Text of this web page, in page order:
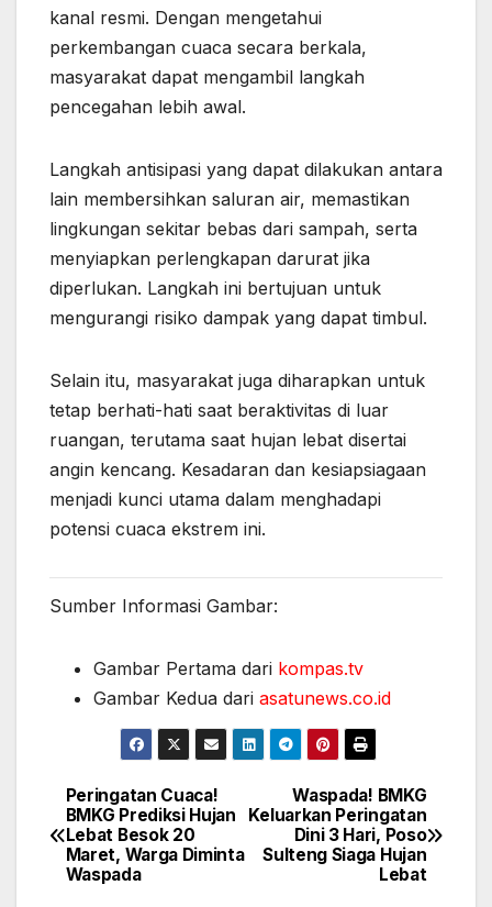
kanal resmi. Dengan mengetahui
perkembangan cuaca secara berkala,
masyarakat dapat mengambil langkah
pencegahan lebih awal.
Langkah antisipasi yang dapat dilakukan antara
lain membersihkan saluran air, memastikan
lingkungan sekitar bebas dari sampah, serta
menyiapkan perlengkapan darurat jika
diperlukan. Langkah ini bertujuan untuk
mengurangi risiko dampak yang dapat timbul.
Selain itu, masyarakat juga diharapkan untuk
tetap berhati-hati saat beraktivitas di luar
ruangan, terutama saat hujan lebat disertai
angin kencang. Kesadaran dan kesiapsiagaan
menjadi kunci utama dalam menghadapi
potensi cuaca ekstrem ini.
Sumber Informasi Gambar:
Gambar Pertama dari kompas.tv
Gambar Kedua dari asatunews.co.id
Post
navigation
Waspada! BMKG
Keluarkan Peringatan
Dini 3 Hari, Poso
Sulteng Siaga Hujan
Lebat
Peringatan Cuaca!
BMKG Prediksi Hujan
Lebat Besok 20
Maret, Warga Diminta
Waspada